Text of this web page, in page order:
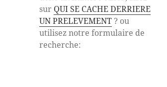
sur QUI SE CACHE DERRIERE
UN PRELEVEMENT? ou
utilisez notre formulaire de
recherche: